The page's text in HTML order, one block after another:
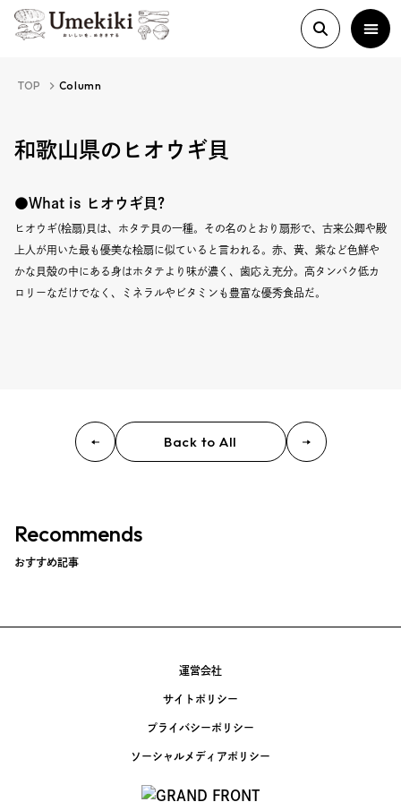
About
History
Food Study
Umekiki木曜マルシェ
TOP Column
和歌山県のヒオウギ貝
●What is ヒオウギ貝?
ヒオウギ(桧扇)貝は、ホタテ貝の一種。その名のとおり扇形で、古来公卿や殿
上人が用いた最も優美な桧扇に似ていると言われる。赤、黄、紫など色鮮や
かな貝殻の中にある身はホタテより味が濃く、歯応え充分。高タンパク低カ
ロリーなだけでなく、ミネラルやビタミンも豊富な優秀食品だ。
Back to All
Recommends
おすすめ記事
運営会社
サイトポリシー
プライバシーポリシー
ソーシャルメディアポリシー